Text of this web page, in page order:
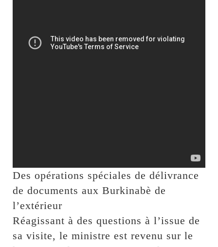
Des opérations spéciales de délivrance
de documents aux Burkinabè de
l’extérieur
Réagissant à des questions à l’issue de
sa visite, le ministre est revenu sur le